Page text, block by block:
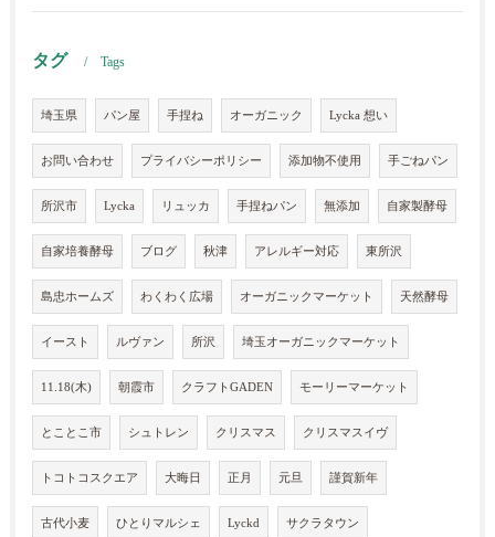
タグ Tags
埼玉県 パン屋 手捏ね オーガニック Lycka 想い
お問い合わせ プライバシーポリシー 添加物不使用 手ごねパン
所沢市 Lycka リュッカ 手捏ねパン 無添加 自家製酵母
自家培養酵母 ブログ 秋津 アレルギー対応 東所沢
島忠ホームズ わくわく広場 オーガニックマーケット 天然酵母
イースト ルヴァン 所沢 埼玉オーガニックマーケット
11.18(木) 朝霞市 クラフトGADEN モーリーマーケット
とことこ市 シュトレン クリスマス クリスマスイヴ
トコトコスクエア 大晦日 正月 元旦 謹賀新年
古代小麦 ひとりマルシェ Lyckd サクラタウン